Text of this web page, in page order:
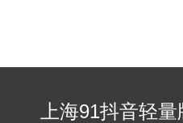
上海91抖音轻